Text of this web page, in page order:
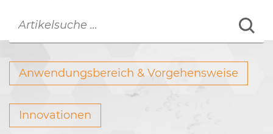
Anwendungsbereich & Vorgehensweise
Innovationen